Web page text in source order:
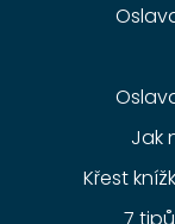
Jak
Křest
7